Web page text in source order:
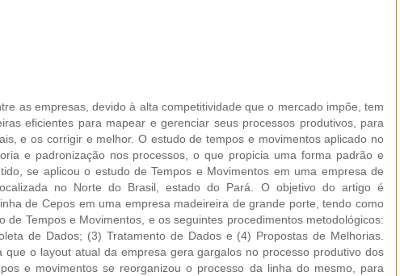
as empresas, devido à alta competitividade que o mercado impõe, tem
eficientes para mapear e gerenciar seus processos produtivos, para
e os corrigir e melhor. O estudo de tempos e movimentos aplicado no
e padronização nos processos, o que propicia uma forma padrão e
se aplicou o estudo de Tempos e Movimentos em uma empresa de
no Norte do Brasil, estado do Pará. O objetivo do artigo é
de Cepos em uma empresa madeireira de grande porte, tendo como
de Tempos e Movimentos, e os seguintes procedimentos metodológicos:
de Dados; (3) Tratamento de Dados e (4) Propostas de Melhorias.
que o layout atual da empresa gera gargalos no processo produtivo dos
e movimentos se reorganizou o processo da linha do mesmo, para